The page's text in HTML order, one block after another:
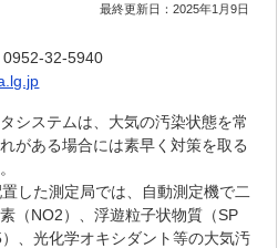
最終更新日：2025年1月9日
0952-32-5940
システムは、大気の汚染状態を常
がある場合には素早く対策を取る
した測定局では、自動測定機で二
（NO2）、浮遊粒子状物質（SP
、光化学オキシダント等の大気汚